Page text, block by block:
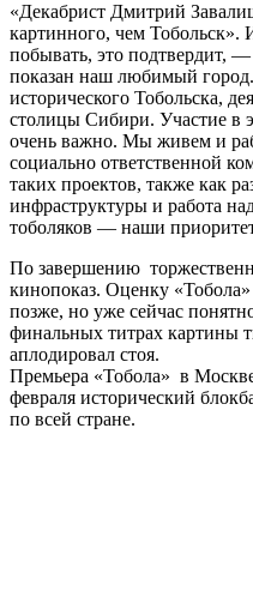
«Декабрист Дмитрий
картинного, чем
побывать, это подтвердит,
показан наш любимый
исторического Тобольска,
столицы Сибири. Участие в
очень важно. Мы живем и
социально ответственной
таких проектов, также как
инфраструктуры и работа
тоболяков — наши
По завершению
кинопоказ. Оценку
позже, но уже сейчас
финальных титрах картины
аплодировал стоя.
Премьера «Тобола» в Москве
февраля исторический
по всей стране.